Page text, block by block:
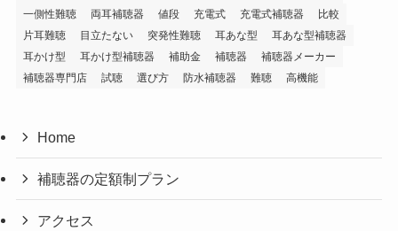
一側性難聴
両耳補聴器 値段 充電式 充電式補聴器
比較
片耳難聴
目立たない 突発性難聴 耳あな型
耳あな型補聴器
耳かけ型
耳かけ型補聴器 補助金 補聴器
補聴器メーカー
補聴器専門店
試聴 選び方 防水補聴器 難聴 高機能
Home
補聴器の定額制プラン
アクセス